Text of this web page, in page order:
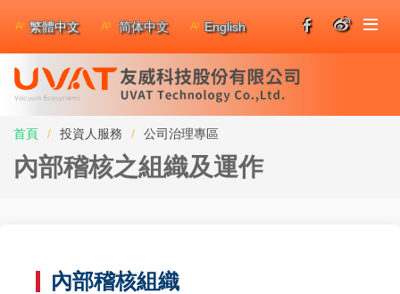
繁體中文 简体中文 English
首頁 投資人服務 公司治理專區
內部稽核之組織及運作
內部稽核組織